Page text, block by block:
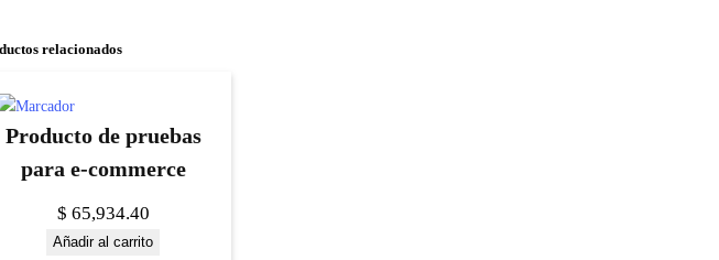
relacionados
Producto de pruebas
para e-commerce
$ 65,934.40
Añadir al carrito